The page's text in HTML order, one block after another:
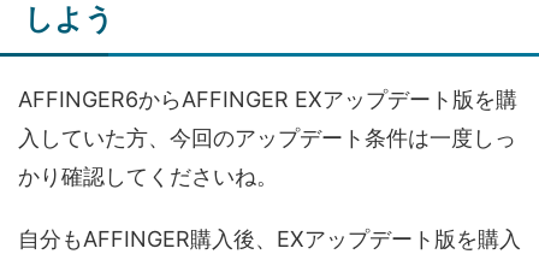
しよう
AFFINGER6からAFFINGER EXアップデート版を購
入していた方、今回のアップデート条件は一度しっ
かり確認してくださいね。
自分もAFFINGER購入後、EXアップデート版を購入